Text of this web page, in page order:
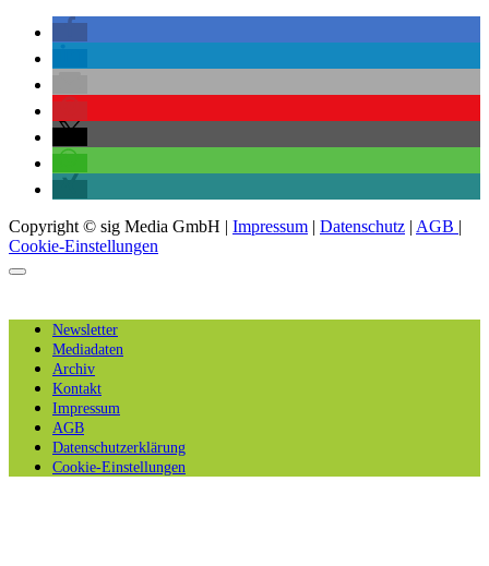
Copyright © sig Media GmbH | Impressum | Datenschutz | AGB |
Cookie-Einstellungen
Newsletter
Mediadaten
Archiv
Kontakt
Impressum
AGB
Datenschutzerklärung
Cookie-Einstellungen